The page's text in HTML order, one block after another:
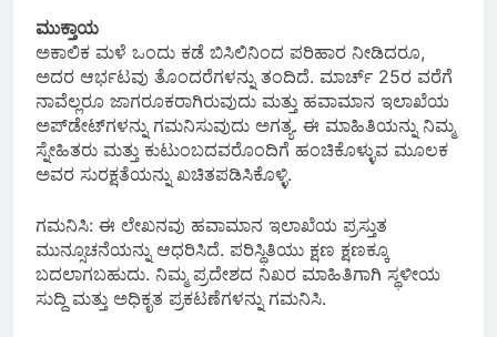
ಮುಕ್ತಾಯ
ಅಕಾಲಿಕ ಮಳೆ ಒಂದು ಕಡೆ ಬಿಸಿಲಿನಿಂದ ಪರಿಹಾರ ನೀಡಿದರೂ,
ಅದರ ಆರ್ಭಟವು ತೊಂದರೆಗಳನ್ನು ತಂದಿದೆ. ಮಾರ್ಚ್ 25ರ ವರೆಗೆ
ನಾವೆಲ್ಲರೂ ಜಾಗರೂಕರಾಗಿರುವುದು ಮತ್ತು ಹವಾಮಾನ ಇಲಾಖೆಯ
ಅಪ್‌ಡೇಟ್‌ಗಳನ್ನು ಗಮನಿಸುವುದು ಅಗತ್ಯ. ಈ ಮಾಹಿತಿಯನ್ನು ನಿಮ್ಮ
ಸ್ನೇಹಿತರು ಮತ್ತು ಕುಟುಂಬದವರೊಂದಿಗೆ ಹಂಚಿಕೊಳ್ಳುವ ಮೂಲಕ
ಅವರ ಸುರಕ್ಷತೆಯನ್ನು ಖಚಿತಪಡಿಸಿಕೊಳ್ಳಿ.
ಗಮನಿಸಿ: ಈ ಲೇಖನವು ಹವಾಮಾನ ಇಲಾಖೆಯ ಪ್ರಸ್ತುತ
ಮುನ್ಸೂಚನೆಯನ್ನು ಆಧರಿಸಿದೆ. ಪರಿಸ್ಥಿತಿಯು ಕ್ಷಣ ಕ್ಷಣಕ್ಕೂ
ಬದಲಾಗಬಹುದು. ನಿಮ್ಮ ಪ್ರದೇಶದ ನಿಖರ ಮಾಹಿತಿಗಾಗಿ ಸ್ಥಳೀಯ
ಸುದ್ದಿ ಮತ್ತು ಅಧಿಕೃತ ಪ್ರಕಟಣೆಗಳನ್ನು ಗಮನಿಸಿ.